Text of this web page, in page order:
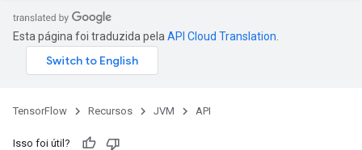
Esta página foi traduzida pela API Cloud Translation
TensorFlow Recursos JVM API
Isso foi útil?